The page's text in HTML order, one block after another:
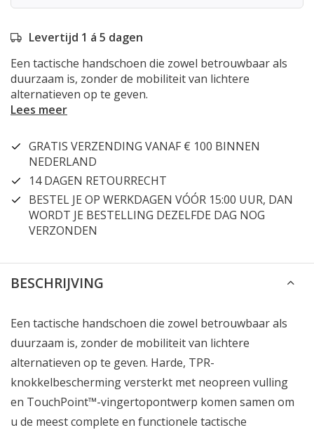
Levertijd 1 á 5 dagen
Een tactische handschoen die zowel betrouwbaar als
duurzaam is, zonder de mobiliteit van lichtere
alternatieven op te geven.
Lees meer
GRATIS VERZENDING VANAF € 100 BINNEN
NEDERLAND
14 DAGEN RETOURRECHT
BESTEL JE OP WERKDAGEN VÓÓR 15:00 UUR, DAN
WORDT JE BESTELLING DEZELFDE DAG NOG
VERZONDEN
BESCHRIJVING
Een tactische handschoen die zowel betrouwbaar als
duurzaam is, zonder de mobiliteit van lichtere
alternatieven op te geven. Harde, TPR-
knokkelbescherming versterkt met neopreen vulling
en TouchPoint™-vingertopontwerp komen samen om
u de meest complete en functionele tactische